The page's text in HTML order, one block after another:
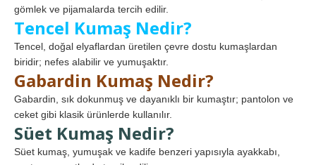
gömlek ve pijamalarda tercih edilir.
Tencel Kumaş Nedir?
Tencel, doğal elyaflardan üretilen çevre dostu kumaşlardan
biridir; nefes alabilir ve yumuşaktır.
Gabardin Kumaş Nedir?
Gabardin, sık dokunmuş ve dayanıklı bir kumaştır; pantolon ve
ceket gibi klasik ürünlerde kullanılır.
Süet Kumaş Nedir?
Süet kumaş, yumuşak ve kadife benzeri yapısıyla ayakkabı,